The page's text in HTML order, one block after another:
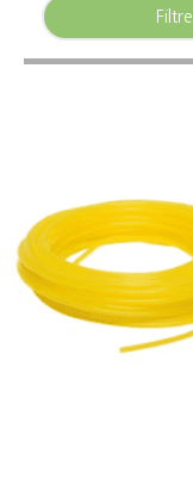
Filtre